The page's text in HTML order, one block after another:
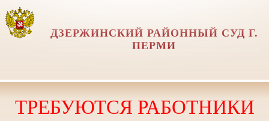
ДЗЕРЖИНСКИЙ РАЙОННЫЙ СУД Г.
ПЕРМИ
ТРЕБУЮТСЯ РАБОТНИКИ